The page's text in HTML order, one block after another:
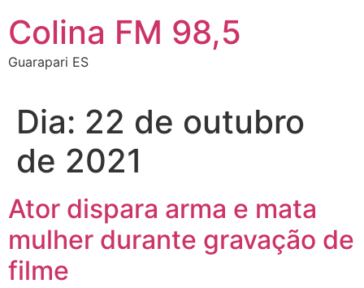
Colina FM 98,5
Guarapari ES
Dia: 22 de outubro
de 2021
Ator dispara arma e mata
mulher durante gravação de
filme